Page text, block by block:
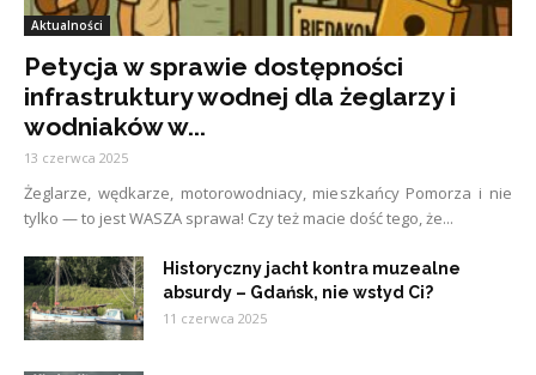
Aktualności
Petycja w sprawie dostępności
infrastruktury wodnej dla żeglarzy i
wodniaków w...
13 czerwca 2025
Żeglarze, wędkarze, motorowodniacy, mieszkańcy Pomorza i nie
tylko — to jest WASZA sprawa! Czy też macie dość tego, że...
Historyczny jacht kontra muzealne
absurdy – Gdańsk, nie wstyd Ci?
11 czerwca 2025